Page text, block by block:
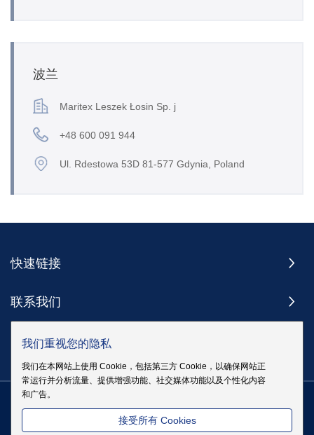
波兰
Maritex Leszek Łosin Sp. j
+48 600 091 944
Ul. Rdestowa 53D 81-577 Gdynia, Poland
快速链接
联系我们
订阅
版权 @ 伊戈尔电气股份有限公司版权所有| 站点地图 | 隐私政策 粤
我们重视您的隐私
我们在本网站上使用 Cookie，包括第三方 Cookie，以确保网站正
常运行并分析流量、提供增强功能、社交媒体功能以及个性化内容
和广告。
接受所有 Cookies